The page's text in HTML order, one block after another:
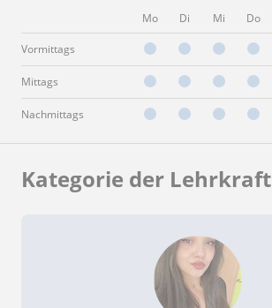
Mo Di Mi Do
Vormittags
Mittags
Nachmittags
Kategorie der Lehrkraft